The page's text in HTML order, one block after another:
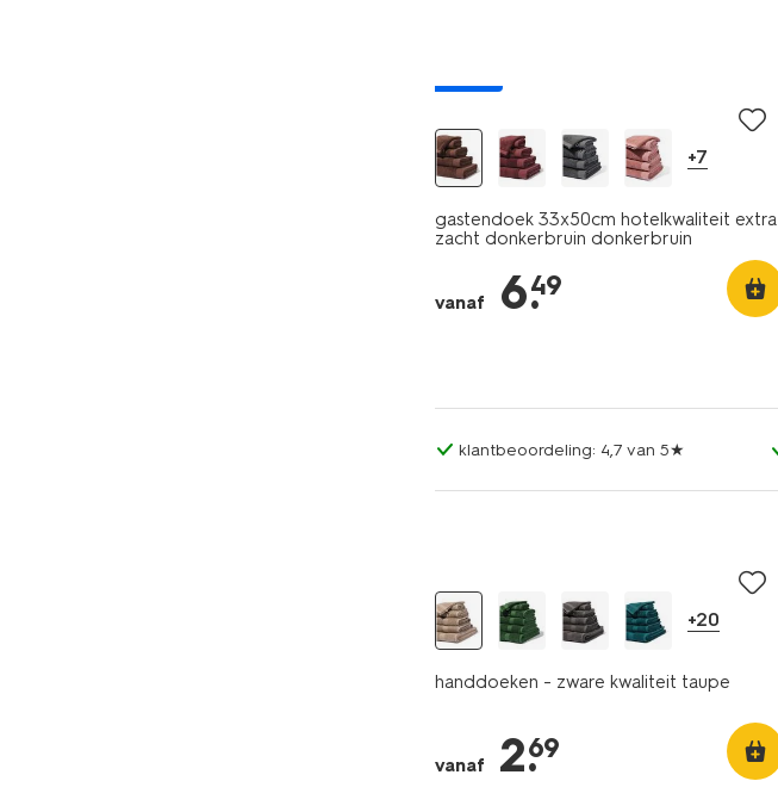
+7
gastendoek 33x50cm hotelkwaliteit extra
zacht donkerbruin donkerbruin
vanaf 6.
49
klantbeoordeling: 4,7 van 5★
+20
handdoeken - zware kwaliteit taupe
vanaf 2.
69